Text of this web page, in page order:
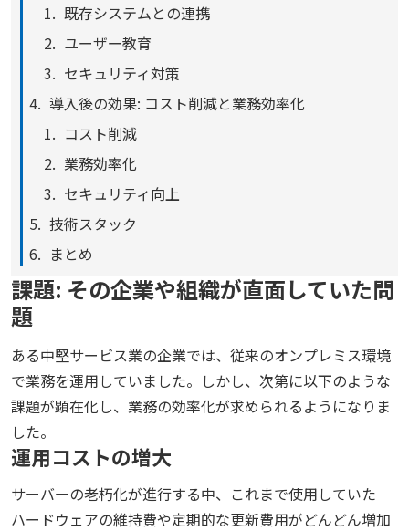
既存システムとの連携
ユーザー教育
セキュリティ対策
導入後の効果: コスト削減と業務効率化
コスト削減
業務効率化
セキュリティ向上
技術スタック
まとめ
課題: その企業や組織が直面していた問
題
ある中堅サービス業の企業では、従来のオンプレミス環境
で業務を運用していました。しかし、次第に以下のような
課題が顕在化し、業務の効率化が求められるようになりま
した。
運用コストの増大
サーバーの老朽化が進行する中、これまで使用していた
ハードウェアの維持費や定期的な更新費用がどんどん増加